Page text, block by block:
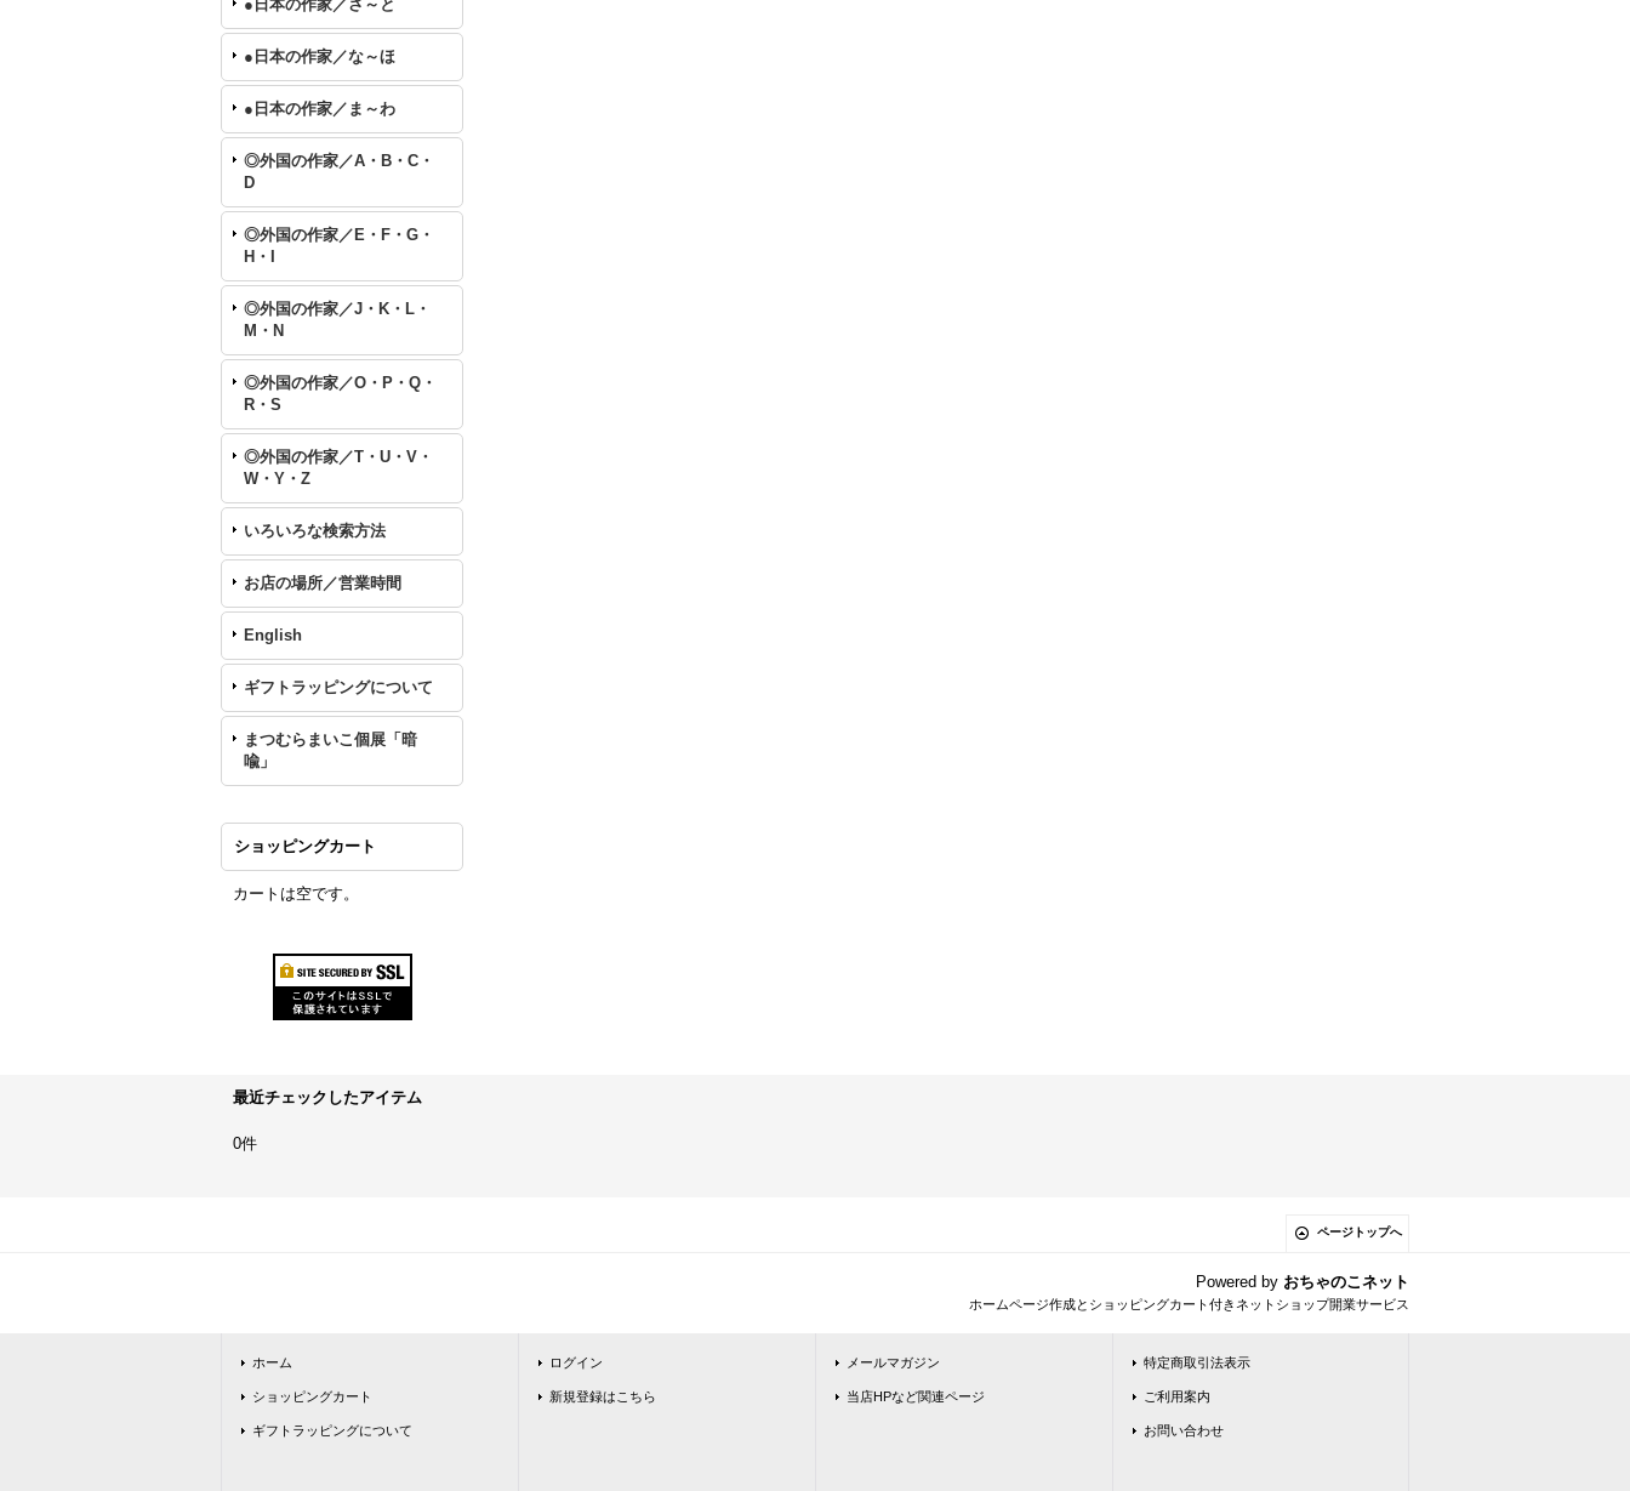
●日本の作家／さ～と
●日本の作家／な～ほ
●日本の作家／ま～わ
◎外国の作家／A・B・C・
D
◎外国の作家／E・F・G・
H・I
◎外国の作家／J・K・L・
M・N
◎外国の作家／O・P・Q・
R・S
◎外国の作家／T・U・V・
W・Y・Z
いろいろな検索方法
お店の場所／営業時間
English
ギフトラッピングについて
まつむらまいこ個展「暗
喩」
ショッピングカート
カートは空です。
最近チェックしたアイテム
0件
ページトップへ
Powered by おちゃのこネット
ホームページ作成とショッピングカート付きネットショップ開業サービス
ホーム
ショッピングカート
ギフトラッピングについて
ログイン
新規登録はこちら
メールマガジン
当店HPなど関連ページ
特定商取引法表示
ご利用案内
お問い合わせ